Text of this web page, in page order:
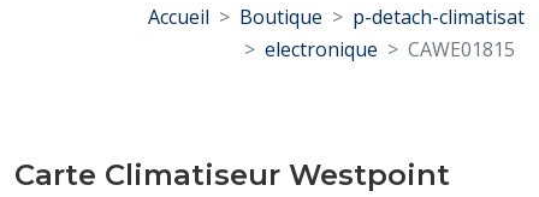
Accueil Boutique
p-detach-climatisat
electronique
CAWE01815
Carte Climatiseur Westpoint